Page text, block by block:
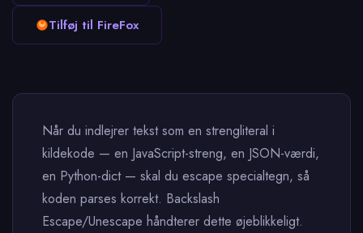
Tilføj til FireFox
Når du indlejrer tekst som en strengliteral i
kildekode — en JavaScript-streng, en JSON-værdi,
en Python-dict — skal du escape specialtegn, så
koden parses korrekt. Backslash
Escape/Unescape håndterer dette øjeblikkeligt.